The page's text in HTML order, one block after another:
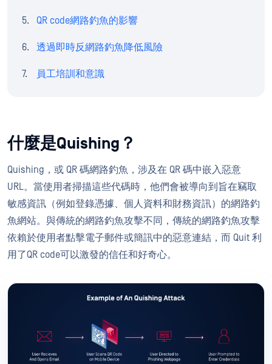
QR code網路釣魚的影響
透過即時反網路釣魚降低風險
員工培訓和意識
什麼是Quishing？
Quishing，或 QR 碼網路釣魚，涉及在 QR 碼中嵌入惡意
URL。當使用者掃描這些代碼時，他們會被導向到旨在竊取
敏感資訊（例如登錄憑據、個人資料和財務資訊）的網路釣
魚網站。與傳統的網路釣魚攻擊不同，傳統的網路釣魚攻擊
依賴於使用者點擊電子郵件或簡訊中的惡意連結，而 Quit 利
用了QR code可以激發的信任和好奇心。